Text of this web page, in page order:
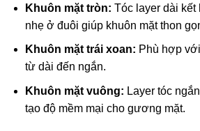
Khuôn mặt tròn: Tóc layer dài
nhẹ ở đuôi giúp khuôn mặt thon
Khuôn mặt trái xoan: Phù hợp
từ dài đến ngắn.
Khuôn mặt vuông: Layer tóc
tạo độ mềm mại cho gương mặt.